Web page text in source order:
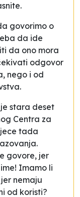
govorimo o
da ide
da ono mora
odgovor
nego i od
stara deset
Centra za
tada
govore, jer
Imamo li
nemaju
od koristi?